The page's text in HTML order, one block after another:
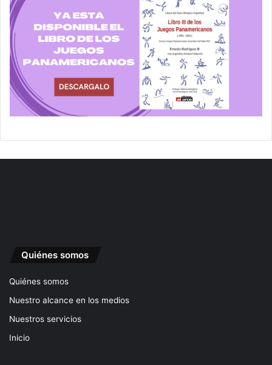
Quiénes somos
Quiénes somos
Nuestro alcance en los medios
Nuestros servicios
Inicio